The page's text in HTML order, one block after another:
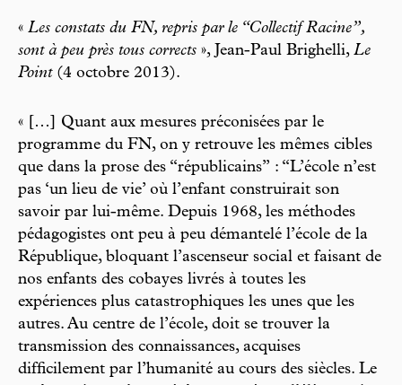
« Les constats du FN, repris par le “Collectif Racine”,
sont à peu près tous corrects », Jean-Paul Brighelli, Le
Point(4 octobre 2013).
« […] Quant aux mesures préconisées par le
programme du FN, on y retrouve les mêmes cibles
que dans la prose des “républicains” : “L’école n’est
pas ‘un lieu de vie’ où l’enfant construirait son
savoir par lui-même. Depuis 1968, les méthodes
pédagogistes ont peu à peu démantelé l’école de la
République, bloquant l’ascenseur social et faisant de
nos enfants des cobayes livrés à toutes les
expériences plus catastrophiques les unes que les
autres. Au centre de l’école, doit se trouver la
transmission des connaissances, acquises
difficilement par l’humanité au cours des siècles. Le